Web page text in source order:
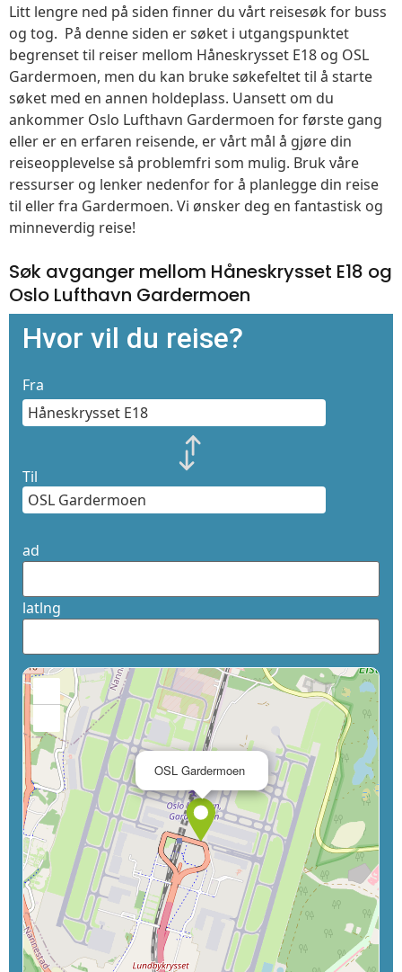
Litt lengre ned på siden finner du vårt reisesøk for buss
og tog. På denne siden er søket i utgangspunktet
begrenset til reiser mellom Håneskrysset E18 og OSL
Gardermoen, men du kan bruke søkefeltet til å starte
søket med en annen holdeplass. Uansett om du
ankommer Oslo Lufthavn Gardermoen for første gang
eller er en erfaren reisende, er vårt mål å gjøre din
reiseopplevelse så problemfri som mulig. Bruk våre
ressurser og lenker nedenfor for å planlegge din reise
til eller fra Gardermoen. Vi ønsker deg en fantastisk og
minneverdig reise!
Søk avganger mellom Håneskrysset E18 og
Oslo Lufthavn Gardermoen
Hvor vil du reise?
Fra
Til
ad
latlng
OSL Gardermoen